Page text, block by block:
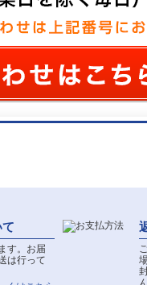
す。お届
は行って